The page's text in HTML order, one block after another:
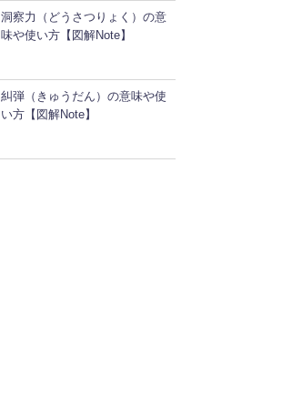
洞察力（どうさつりょく）の意
味や使い方【図解Note】
糾弾（きゅうだん）の意味や使
い方【図解Note】